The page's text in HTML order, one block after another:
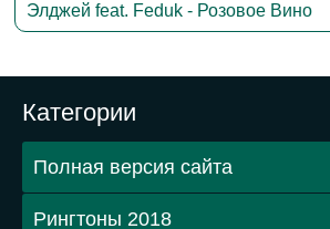
Элджей feat. Feduk - Розовое Вино
Категории
Полная версия сайта
Рингтоны 2018